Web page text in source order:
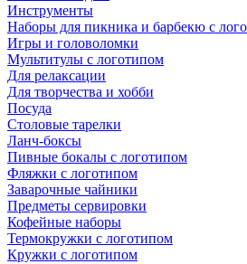
Инструменты
Наборы для пикника и барбекю с
Игры и головоломки
Мультитулы с логотипом
Для релаксации
Для творчества и хобби
Посуда
Столовые тарелки
Ланч-боксы
Пивные бокалы с логотипом
Фляжки с логотипом
Заварочные чайники
Предметы сервировки
Кофейные наборы
Термокружки с логотипом
Кружки с логотипом